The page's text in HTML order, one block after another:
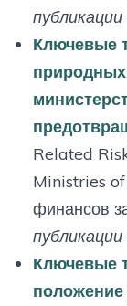
Ключевые
Related
Ministries
финансов
Ключевые